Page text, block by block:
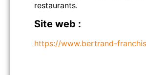
restaurants.
Site web :
https://www.bertrand-